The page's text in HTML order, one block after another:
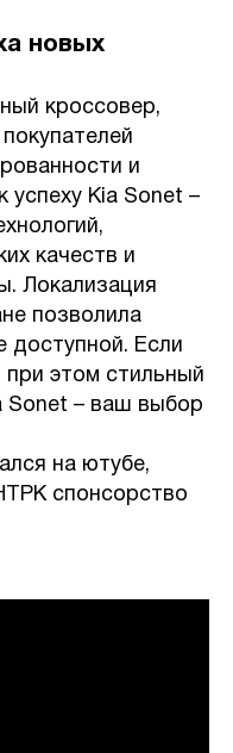
новых
кроссовер,
и
успеху Kia Sonet –
качеств и
Локализация
позволила
доступной. Если
этом стильный
Sonet – ваш выбор
на ютубе,
спонсорство